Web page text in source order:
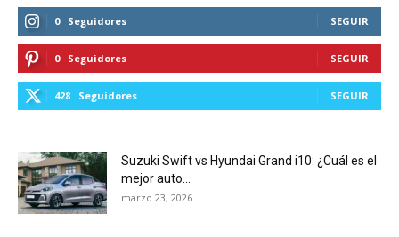
0 Seguidores SEGUIR
0 Seguidores SEGUIR
428 Seguidores SEGUIR
Suzuki Swift vs Hyundai Grand i10: ¿Cuál es el
mejor auto...
marzo 23, 2026